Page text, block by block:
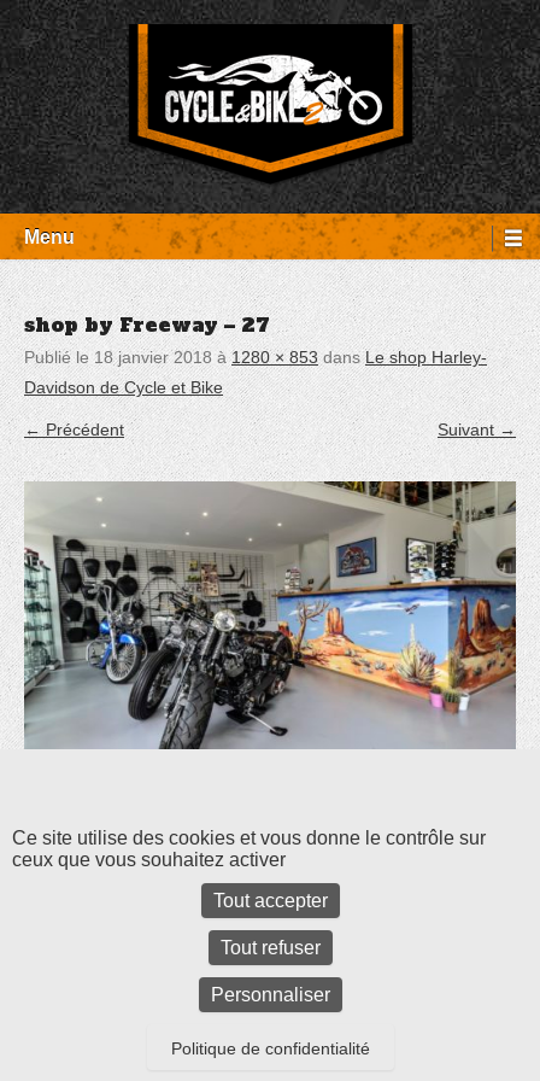
Aller
au
contenu
Cycle et Bike
Entretien Harley-Davidson, préparation et custom, boutique, pièces
détachées Rambouillet
Menu
shop by Freeway – 27
Publié le 18 janvier 2018 à1280 × 853dansLe shop Harley-
Davidson de Cycle et Bike
← Précédent Suivant →
Panneau de gestion des cookies
Ce site utilise des cookies et vous donne le contrôle sur
ceux que vous souhaitez activer
Tout accepter
Tout refuser
Personnaliser
Politique de confidentialité